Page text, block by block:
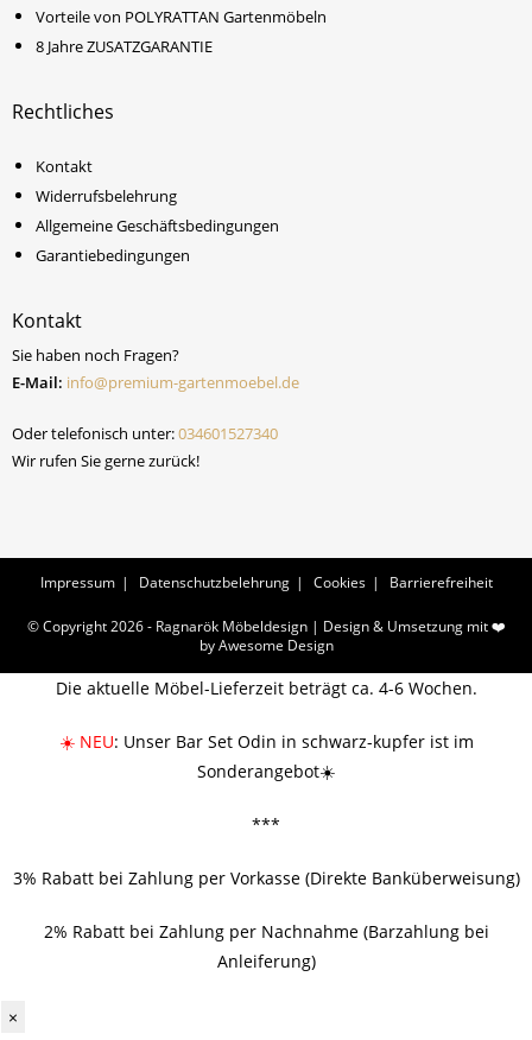
Vorteile von POLYRATTAN Gartenmöbeln
8 Jahre ZUSATZGARANTIE
Rechtliches
Kontakt
Widerrufsbelehrung
Allgemeine Geschäftsbedingungen
Garantiebedingungen
Kontakt
Sie haben noch Fragen?
E-Mail: info@premium-gartenmoebel.de
Oder telefonisch unter:034601527340
Wir rufen Sie gerne zurück!
Impressum Datenschutzbelehrung Cookies Barrierefreiheit
© Copyright 2026 - Ragnarök Möbeldesign | Design & Umsetzung mit ❤️
byAwesome Design
Die aktuelle Möbel-Lieferzeit beträgt ca. 4-6 Wochen.
☀️ NEU: Unser Bar Set Odin in schwarz-kupfer ist im
Sonderangebot☀️
***
3% Rabatt bei Zahlung per Vorkasse (Direkte Banküberweisung)
2% Rabatt bei Zahlung per Nachnahme (Barzahlung bei
Anleiferung)
×